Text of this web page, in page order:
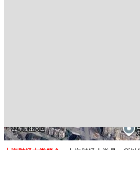
上海财经大学简介：
上海财经大学是一所